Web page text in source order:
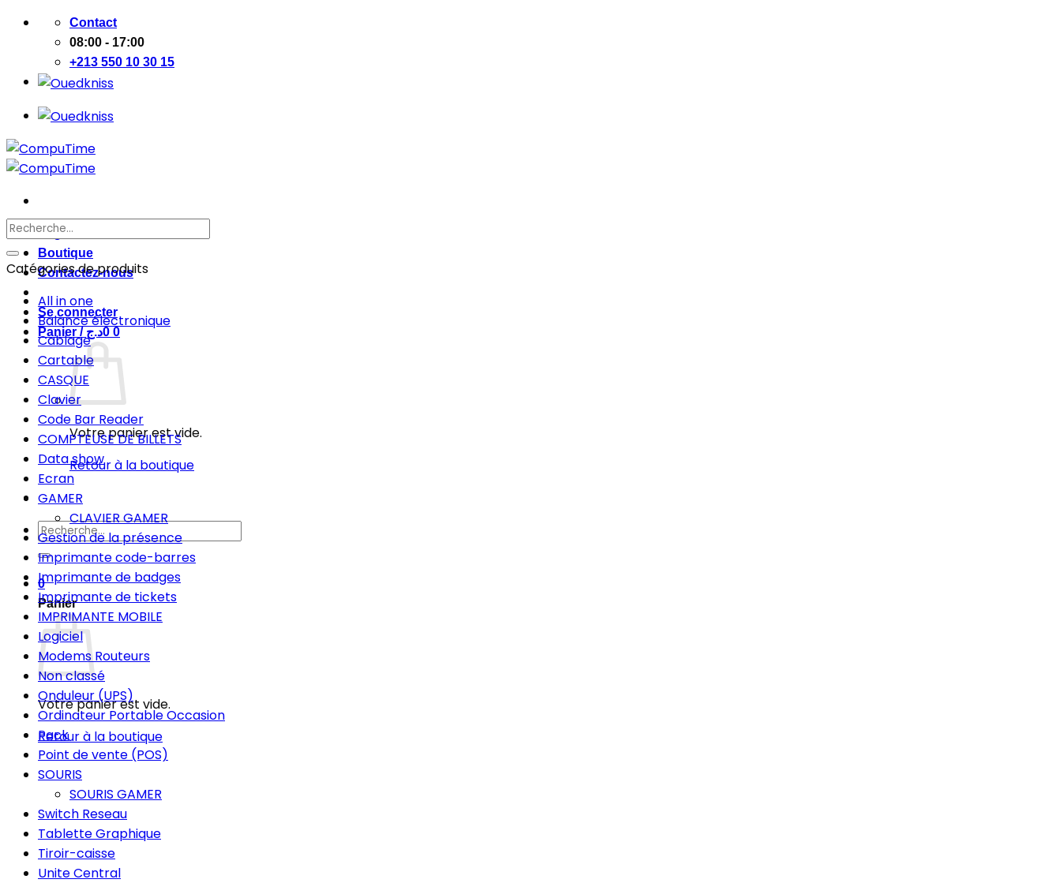
Passer
contenu
Contact
08:00 - 17:00
+213 550 10 30 15
Page d’accueil
Boutique
Contactez-nous
Se connecter
Panier /
0د.ج 0
Votre panier est vide.
Retour à la boutique
Recherche
pour :
0
Panier
Votre panier est vide.
Retour à la boutique
Recherche
pour :
Catégories de produits
All in one
Balance électronique
Cablage
Cartable
CASQUE
Clavier
Code Bar Reader
COMPTEUSE DE BILLETS
Data show
Ecran
GAMER
CLAVIER GAMER
Gestion de la présence
Imprimante code-barres
Imprimante de badges
Imprimante de tickets
IMPRIMANTE MOBILE
Logiciel
Modems Routeurs
Non classé
Onduleur (UPS)
Ordinateur Portable Occasion
Pack
Point de vente (POS)
SOURIS
SOURIS GAMER
Switch Reseau
Tablette Graphique
Tiroir-caisse
Unite Central